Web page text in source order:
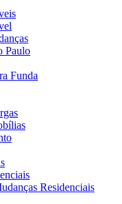
Paulo
Funda
Residenciais